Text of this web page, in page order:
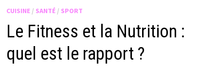
CUISINE/ SANTÉ/ SPORT
Le Fitness et la Nutrition :
quel est le rapport ?